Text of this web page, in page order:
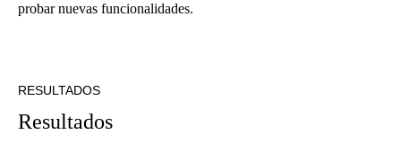
probar nuevas funcionalidades.
RESULTADOS
Resultados